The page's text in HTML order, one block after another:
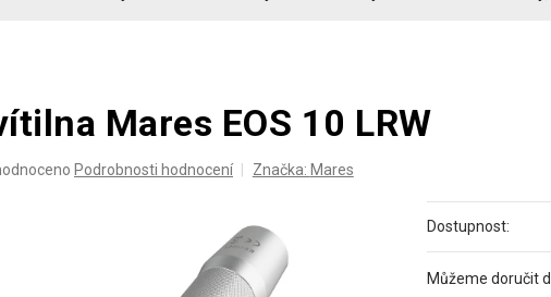
Mares EOS 10 LRW
Podrobnosti hodnocení Značka: Mares
Dostupnost:
Můžeme doručit